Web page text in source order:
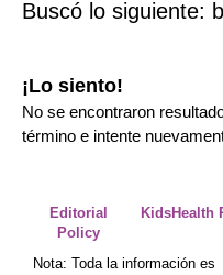
Buscó lo siguiente:
¡Lo siento!
No se encontraron
término e intente
Editorial
Policy
KidsHealth
Nota: Toda la información es